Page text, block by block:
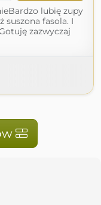
lubię zupy
suszona fasola. I
zazwyczaj